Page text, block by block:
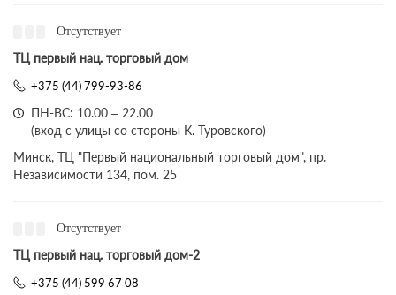
Отсутствует
ТЦ первый нац. торговый дом
+375 (44) 799-93-86
ПН-ВС: 10.00 – 22.00
(вход с улицы со стороны К. Туровского)
Минск, ТЦ "Первый национальный торговый дом", пр.
Независимости 134, пом. 25
Отсутствует
ТЦ первый нац. торговый дом-2
+375 (44) 599 67 08